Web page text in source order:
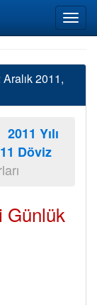
2011,
2011 Yılı
Döviz
Günlük